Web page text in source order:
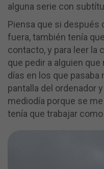
alguna serie con
Piensa que si después
fuera, también tenía
contacto, y para leer la
que pedir a alguien que
días en los que
pantalla del ordenador
mediodía porque se
tenía que trabajar como